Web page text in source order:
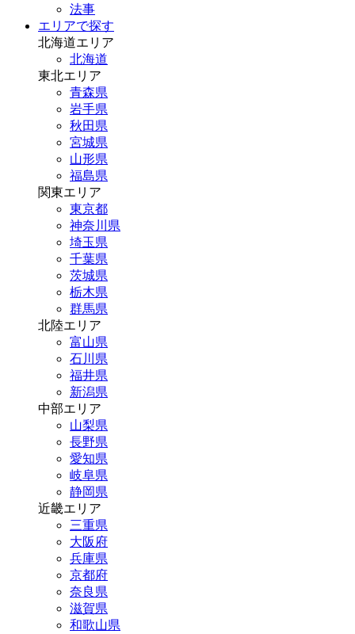
法事
エリアで探す
北海道エリア
北海道
東北エリア
青森県
岩手県
秋田県
宮城県
山形県
福島県
関東エリア
東京都
神奈川県
埼玉県
千葉県
茨城県
栃木県
群馬県
北陸エリア
富山県
石川県
福井県
新潟県
中部エリア
山梨県
長野県
愛知県
岐阜県
静岡県
近畿エリア
三重県
大阪府
兵庫県
京都府
奈良県
滋賀県
和歌山県